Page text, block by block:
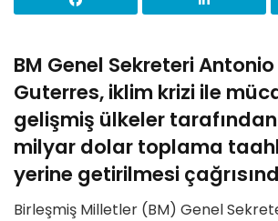
BM Genel Sekreteri
Guterres, iklim krizi ile
gelişmiş ülkeler tarafından
milyar dolar toplama
yerine getirilmesi
Birleşmiş Milletler (BM) Genel